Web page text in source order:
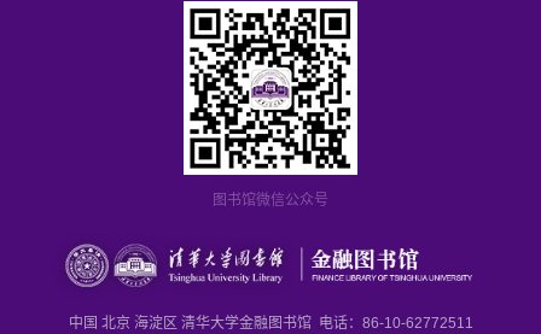
中国 北京 海淀区 清华大学金融图书馆 电话：86-10-62772511
图书馆微信公众号